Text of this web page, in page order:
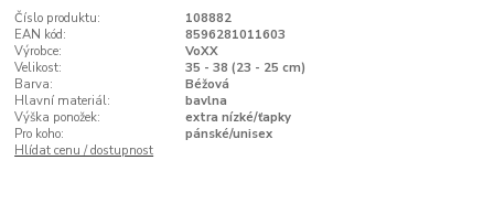
Číslo produktu:
108882
EAN kód:
8596281011603
Výrobce:
VoXX
Velikost:
35 - 38 (23 - 25 cm)
Barva:
Béžová
Hlavní materiál:
bavlna
Výška ponožek:
extra nízké/ťapky
Pro koho:
pánské/unisex
Hlídat cenu / dostupnost